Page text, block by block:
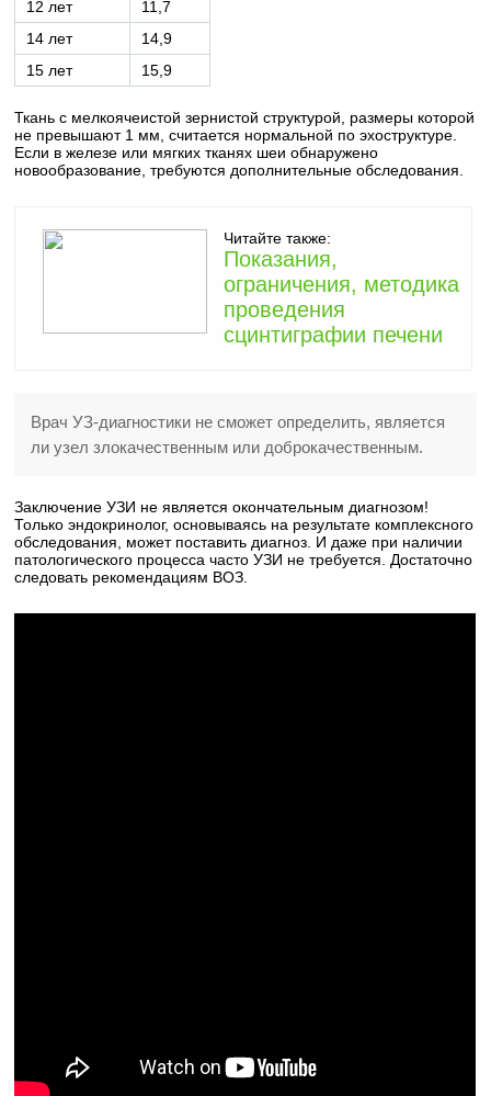
12 лет
11,7
14 лет
14,9
15 лет
15,9
Ткань с мелкоячеистой зернистой структурой, размеры которой
не превышают 1 мм, считается нормальной по эхоструктуре.
Если в железе или мягких тканях шеи обнаружено
новообразование, требуются дополнительные обследования.
Читайте также:
Показания,
ограничения, методика
проведения
сцинтиграфии печени
Врач УЗ-диагностики не сможет определить, является
ли узел злокачественным или доброкачественным.
Заключение УЗИ не является окончательным диагнозом!
Только эндокринолог, основываясь на результате комплексного
обследования, может поставить диагноз. И даже при наличии
патологического процесса часто УЗИ не требуется. Достаточно
следовать рекомендациям ВОЗ.